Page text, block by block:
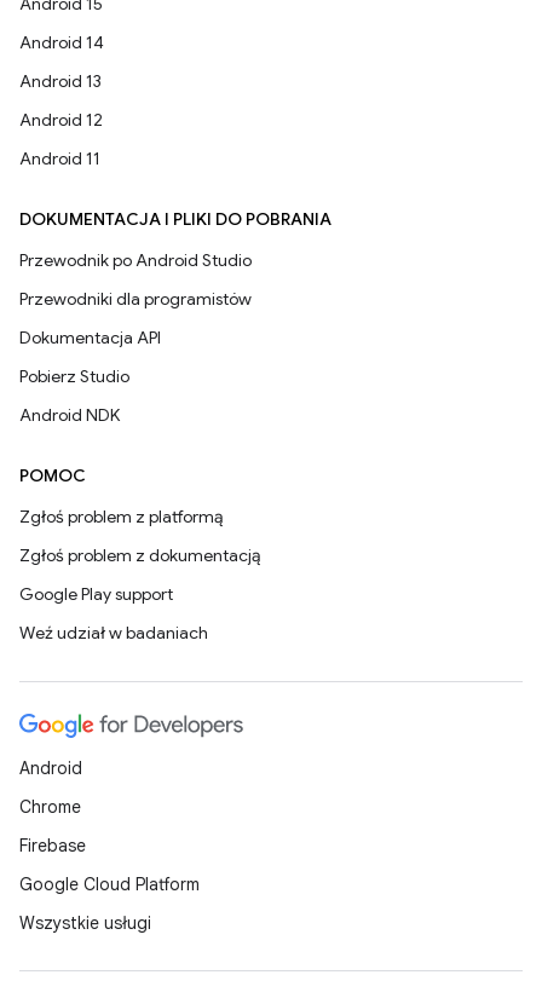
Android 14
Android 13
Android 12
Android 11
DOKUMENTACJA I PLIKI DO POBRANIA
Przewodnik po Android Studio
Przewodniki dla programistów
Dokumentacja API
Pobierz Studio
Android NDK
POMOC
Zgłoś problem z platformą
Zgłoś problem z dokumentacją
Google Play support
Weź udział w badaniach
Android
Chrome
Firebase
Google Cloud Platform
Wszystkie usługi